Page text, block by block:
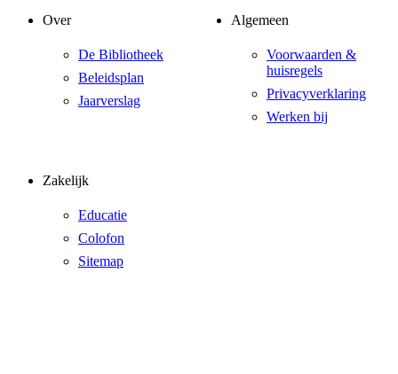
Over
De Bibliotheek
Beleidsplan
Jaarverslag
Algemeen
Voorwaarden &
huisregels
Privacyverklaring
Werken bij
Zakelijk
Educatie
Colofon
Sitemap